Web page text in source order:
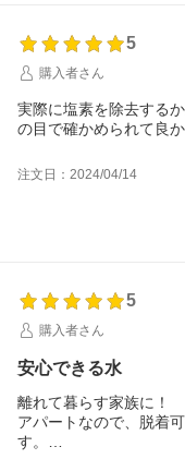
5
購入者さん
実際に塩素を除去する
の目で確かめられて良か
注文日：2024/04/14
5
購入者さん
安心できる水
離れて暮らす家族に！
アパートなので、脱着
す。